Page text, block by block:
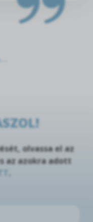
olvassa el az
az azokra adott